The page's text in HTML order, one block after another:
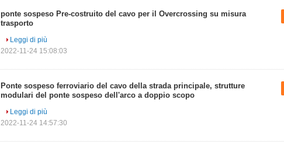
ponte sospeso Pre-costruito del cavo per il Overcrossing su misura
trasporto
Leggi di più
2022-11-24 15:08:03
Ponte sospeso ferroviario del cavo della strada principale, strutture
modulari del ponte sospeso dell'arco a doppio scopo
Leggi di più
2022-11-24 14:57:30